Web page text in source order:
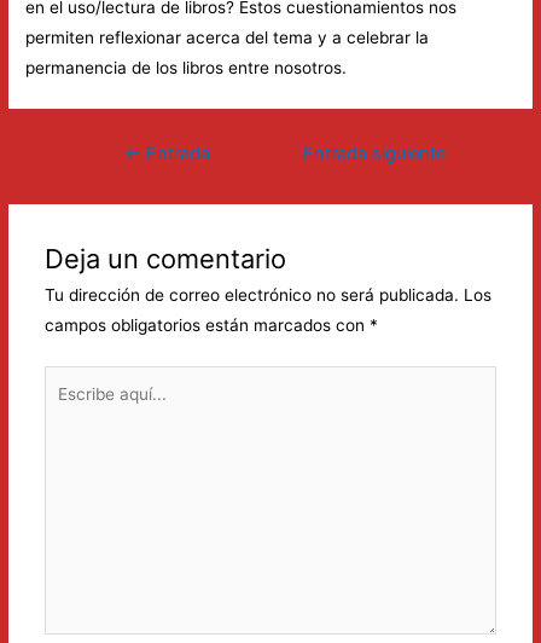
en el uso/lectura de libros? Estos cuestionamientos nos
permiten reflexionar acerca del tema y a celebrar la
permanencia de los libros entre nosotros.
Navegación
entradas
← Entrada
Entrada siguiente
Deja un comentario
Tu dirección de correo electrónico no será publicada. Los
campos obligatorios están marcados con *